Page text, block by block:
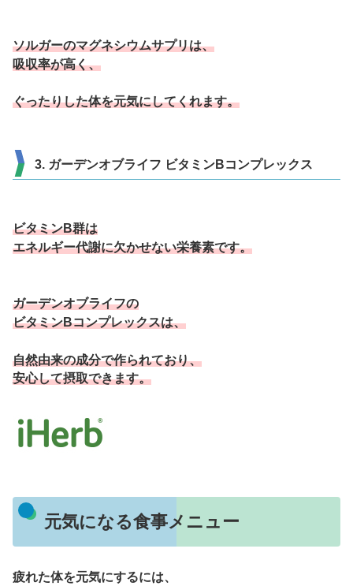
ソルガーのマグネシウムサプリは、
吸収率が高く、
ぐったりした体を元気にしてくれます。
3. ガーデンオブライフ ビタミンBコンプレックス
ビタミンB群は
エネルギー代謝に欠かせない栄養素です。
ガーデンオブライフの
ビタミンBコンプレックスは、
自然由来の成分で作られており、
安心して摂取できます。
元気になる食事メニュー
疲れた体を元気にするには、